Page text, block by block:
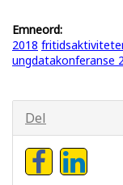
Emneord:
2018
ungdatakonferanse
Del